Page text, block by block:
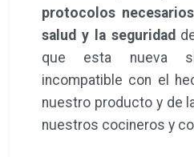
protocolos
salud y la seguridad
que esta nueva
incompatible con el
nuestro producto y de
nuestros cocineros y